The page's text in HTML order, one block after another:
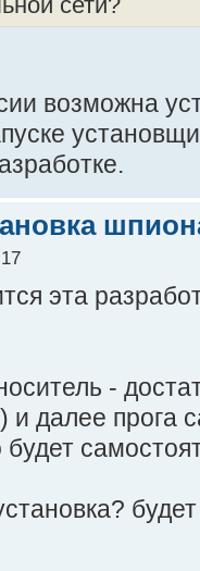
сети?
возможна
эта
-
далее прога